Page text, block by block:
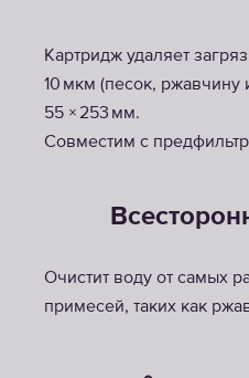
Картридж удаляет
10 мкм (песок, ржавчину
55 × 253 мм.
Совместим с
Очистит воду от самых
примесей, таких как